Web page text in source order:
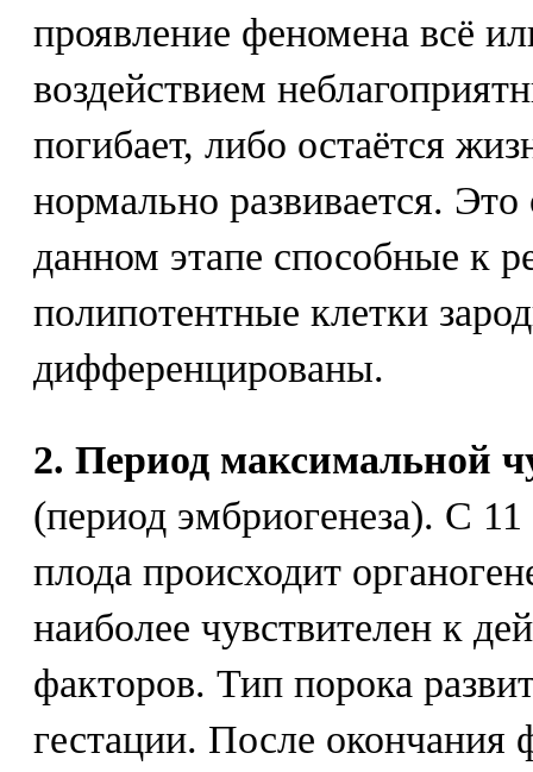
проявление феномена всё
воздействием
погибает, либо остаётся
нормально развивается.
данном этапе способные к
полипотентные клетки
дифференцированы.
2. Период максимальной
(период эмбриогенеза). С
плода происходит
наиболее чувствителен к
факторов. Тип порока
гестации. После окончания